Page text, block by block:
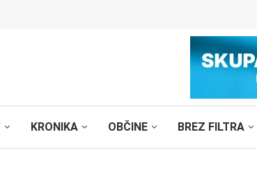
KRONIKA OBČINE BREZ FILTRA